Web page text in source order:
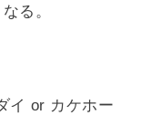
る。
イ or カケホー